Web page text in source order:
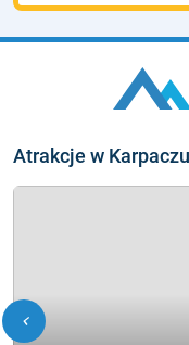
Atrakcje w Karpaczu
chevron_left